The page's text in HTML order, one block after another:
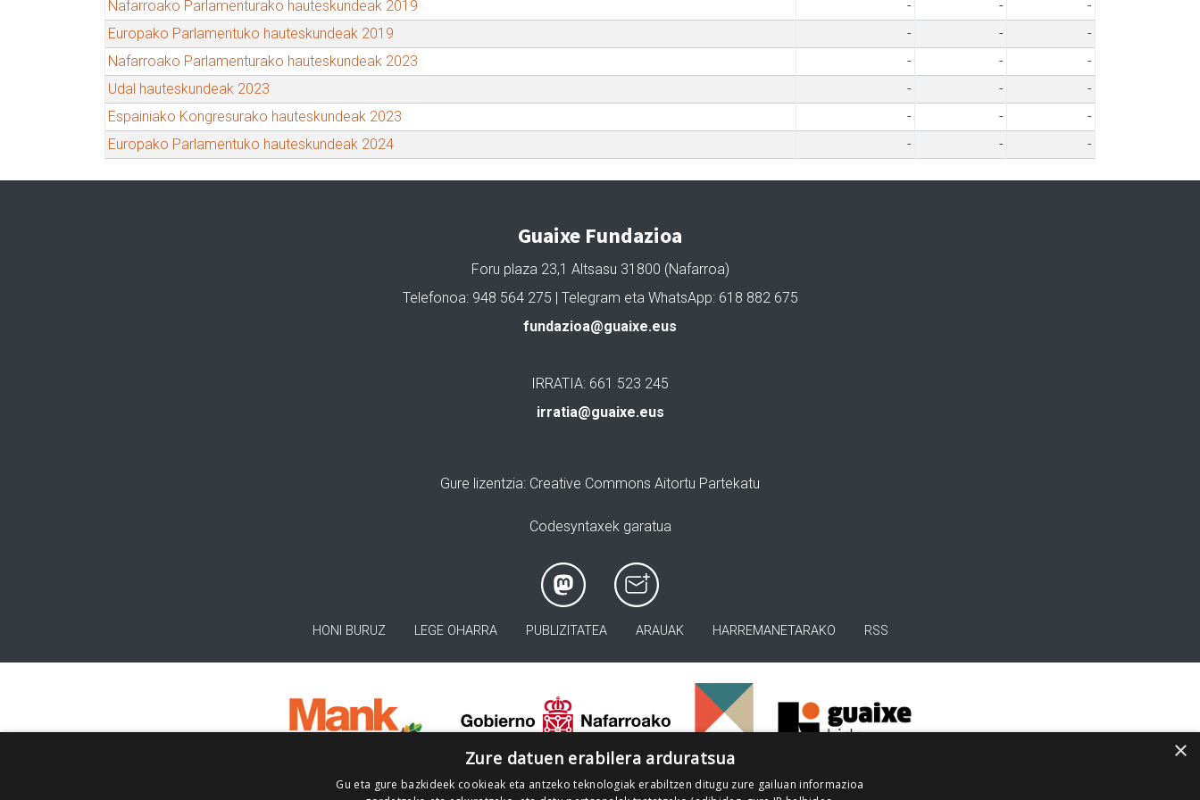
Nafarroako Parlamenturako hauteskundeak 2019
- -
-
Europako Parlamentuko hauteskundeak 2019
- -
-
Nafarroako Parlamenturako hauteskundeak 2023
- -
-
Udal hauteskundeak 2023
- -
-
Espainiako Kongresurako hauteskundeak 2023
- -
-
Europako Parlamentuko hauteskundeak 2024
- - -
Guaixe Fundazioa
Foru plaza 23,1 Altsasu 31800 (Nafarroa)
Telefonoa: 948 564 275 | Telegram eta WhatsApp: 618 882 675
fundazioa@guaixe.eus
IRRATIA: 661 523 245
irratia@guaixe.eus
Gure lizentzia: Creative Commons Aitortu Partekatu
Codesyntaxek garatua
HONI BURUZ LEGE OHARRA PUBLIZITATEA ARAUAK HARREMANETARAKO RSS
×
Zure datuen erabilera arduratsua
Gu eta gure bazkideek cookieak eta antzeko teknologiak erabiltzen ditugu zure gailuan informazioa